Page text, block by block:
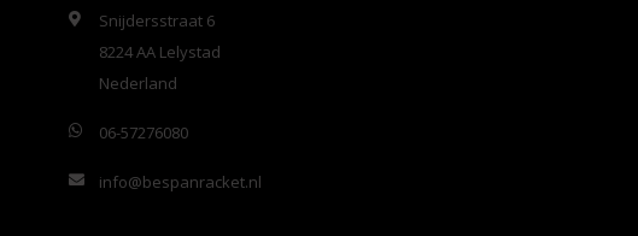
Snijdersstraat 6
8224 AA Lelystad
Nederland
06-57276080
info@bespanracket.nl